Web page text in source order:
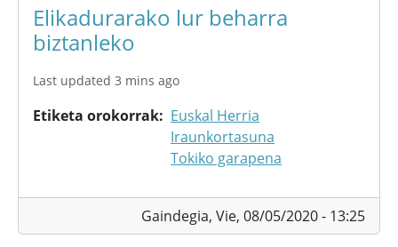
Elikadurarako lur beharra
biztanleko
Last updated 3 mins ago
Etiketa orokorrak
Euskal Herria
Iraunkortasuna
Tokiko garapena
Gaindegia, Vie, 08/05/2020 - 13:25